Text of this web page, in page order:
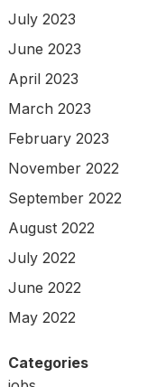
July 2023
June 2023
April 2023
March 2023
February 2023
November 2022
September 2022
August 2022
July 2022
June 2022
May 2022
Categories